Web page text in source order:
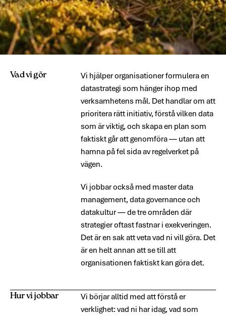
Vad vi gör
Vi hjälper organisationer formulera en
datastrategi som hänger ihop med
verksamhetens mål. Det handlar om att
prioritera rätt initiativ, förstå vilken data
som är viktig, och skapa en plan som
faktiskt går att genomföra — utan att
hamna på fel sida av regelverket på
vägen.
Vi jobbar också med master data
management, data governance och
datakultur — de tre områden där
strategier oftast fastnar i exekveringen.
Det är en sak att veta vad ni vill göra. Det
är en helt annan att se till att
organisationen faktiskt kan göra det.
Hur vi jobbar
Vi börjar alltid med att förstå er
verklighet: vad ni har idag, vad som